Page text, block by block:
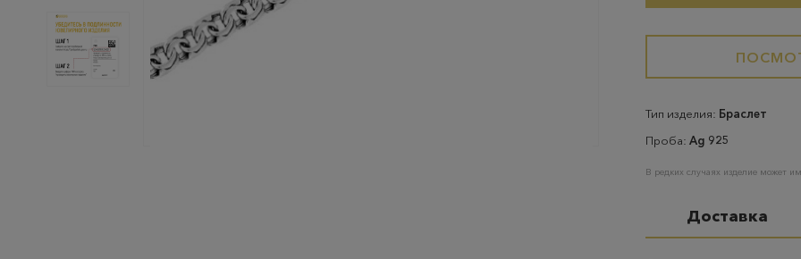
Тип изделия: Браслет
Проба: Ag 925
В редких случаях изделие может
Доставка